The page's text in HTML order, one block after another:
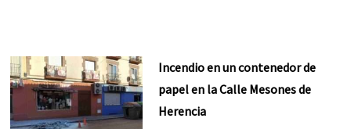
Incendio en un contenedor de
papel en la Calle Mesones de
Herencia